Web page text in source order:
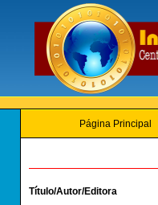
Página Principal
Título/Autor/Editora